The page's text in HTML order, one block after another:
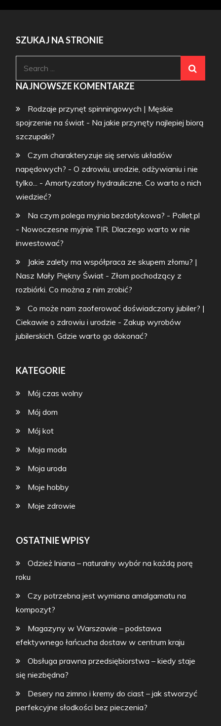
SZUKAJ NA STRONIE
NAJNOWSZE KOMENTARZE
Rodzaje przynęt spinningowych | Męskie
spojrzenie na świat - Na jakie przynęty najlepiej biorą
szczupaki?
Czym charakteryzuje się serwis układów
napędowych? - O zdrowiu, urodzie, odżywianiu i nie
tylko... -Amortyzatory hydrauliczne. Co warto o nich
wiedzieć?
Na czym polega myjnia bezdotykowa? - Pollet.pl
- Nowoczesne myjnie TIR. Dlaczego warto w nie
inwestować?
Jakie zalety ma współpraca ze skupem złomu? |
Nasz Mały Piękny Świat - Złom pochodzący z
rozbiórki. Co można z nim zrobić?
Co może nam zaoferować doświadczony jubiler? |
Ciekawie o zdrowiu i urodzie - Zakup wyrobów
jubilerskich. Gdzie warto go dokonać?
KATEGORIE
Mój czas wolny
Mój dom
Mój kot
Moja moda
Moja uroda
Moje hobby
Moje zdrowie
OSTATNIE WPISY
Odzież lniana – naturalny wybór na każdą porę
roku
Czy potrzebna jest wymiana amalgamatu na
kompozyt?
Magazyny w Warszawie – podstawa
efektywnego łańcucha dostaw w centrum kraju
Obsługa prawna przedsiębiorstwa – kiedy staje
się niezbędna?
Desery na zimno i kremy do ciast – jak stworzyć
perfekcyjne słodkości bez pieczenia?